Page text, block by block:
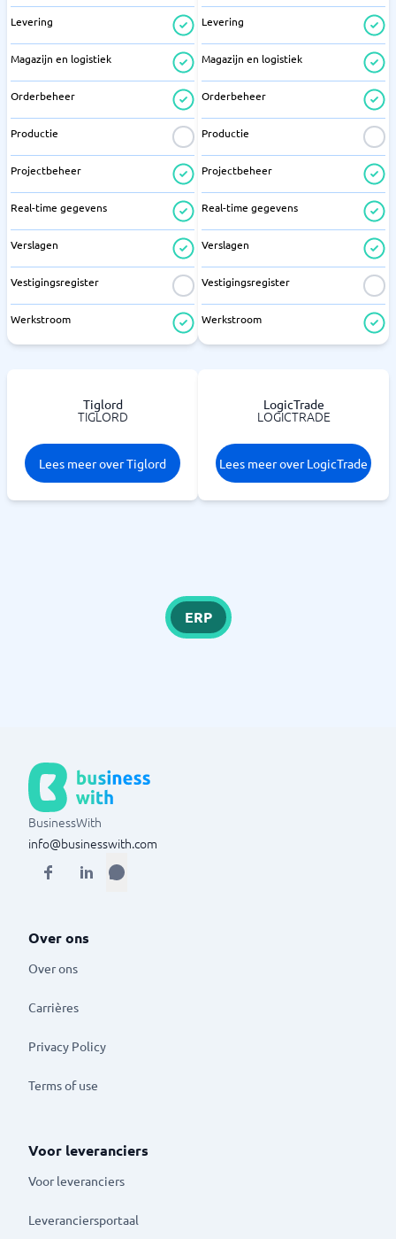
Levering
Magazijn en logistiek
Orderbeheer
Productie
Projectbeheer
Real-time gegevens
Verslagen
Vestigingsregister
Werkstroom
Levering
Magazijn en logistiek
Orderbeheer
Productie
Projectbeheer
Real-time gegevens
Verslagen
Vestigingsregister
Werkstroom
Tiglord
TIGLORD
Lees meer over Tiglord
LogicTrade
LOGICTRADE
Lees meer over LogicTrade
ERP
BusinessWith
info@businesswith.com
Over ons
Over ons
Carrières
Privacy Policy
Terms of use
Voor leveranciers
Voor leveranciers
Leveranciersportaal